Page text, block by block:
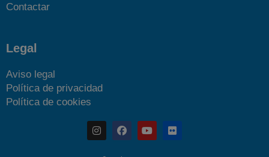
Contactar
Legal
Aviso legal
Política de privacidad
Política de cookies